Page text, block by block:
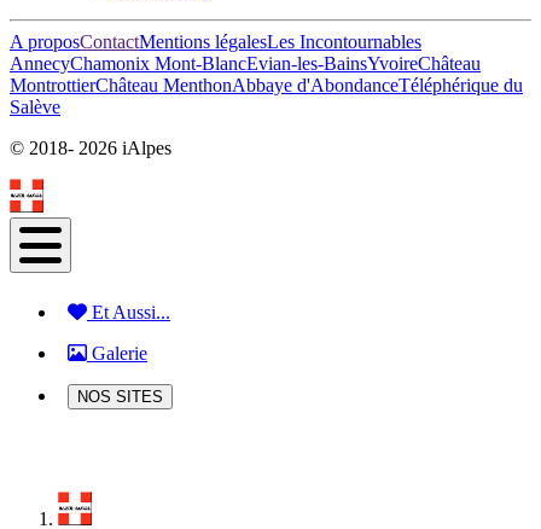
A proposContactMentions légalesLes Incontournables
AnnecyChamonix Mont-BlancEvian-les-BainsYvoireChâteau
MontrottierChâteau MenthonAbbaye d'AbondanceTéléphérique du
Salève
© 2018- 2026 iAlpes
Et Aussi...
Galerie
NOS SITES